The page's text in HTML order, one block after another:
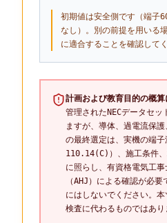
初期値は安全側です（端子
なし）。別の前提を用いる
に適合することを確認してく
計画および教育目的の概算
管理されたNECデータセ
ますが、導体、過電流保
の最終選定は、実機の端子
110.14(C)）、施工条件
に照らし、有資格電気工
（AHJ）による確認が必
にはしないでください。
検査に代わるものではあり